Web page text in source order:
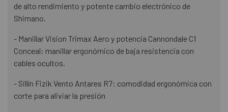
de alto rendimiento y potente cambio electrónico de
Shimano.
- Manillar Vision Trimax Aero y potencia Cannondale C1
Conceal: manillar ergonómico de baja resistencia con
cables ocultos.
- Sillín Fizik Vento Antares R7: comodidad ergonómica con
corte para aliviar la presión